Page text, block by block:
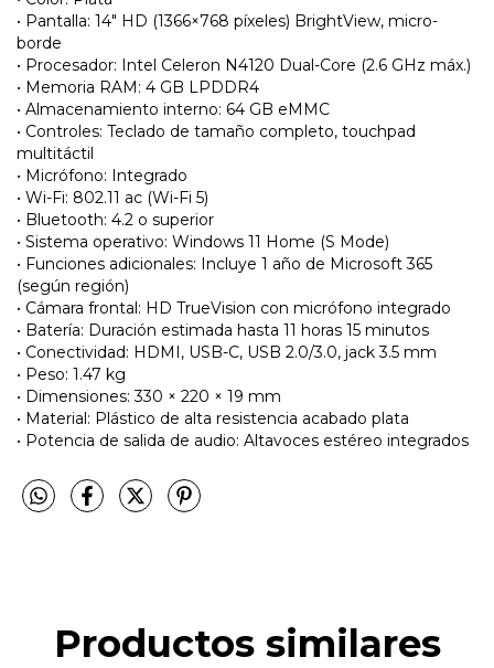
• Pantalla: 14″ HD (1366×768 píxeles) BrightView, micro-
borde
• Procesador: Intel Celeron N4120 Dual-Core (2.6 GHz máx.)
• Memoria RAM: 4 GB LPDDR4
• Almacenamiento interno: 64 GB eMMC
• Controles: Teclado de tamaño completo, touchpad
multitáctil
• Micrófono: Integrado
• Wi-Fi: 802.11 ac (Wi-Fi 5)
• Bluetooth: 4.2 o superior
• Sistema operativo: Windows 11 Home (S Mode)
• Funciones adicionales: Incluye 1 año de Microsoft 365
(según región)
• Cámara frontal: HD TrueVision con micrófono integrado
• Batería: Duración estimada hasta 11 horas 15 minutos
• Conectividad: HDMI, USB-C, USB 2.0/3.0, jack 3.5 mm
• Peso: 1.47 kg
• Dimensiones: 330 × 220 × 19 mm
• Material: Plástico de alta resistencia acabado plata
• Potencia de salida de audio: Altavoces estéreo integrados
Productos similares